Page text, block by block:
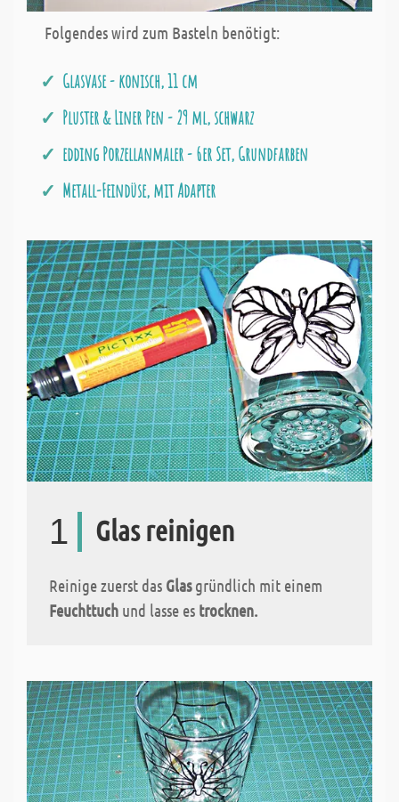
Folgendes wird zum Basteln benötigt:
Glasvase - konisch, 11 cm
Pluster & Liner Pen - 29 ml, schwarz
edding Porzellanmaler - 6er Set, Grundfarben
Metall-Feindüse, mit Adapter
1 Glas reinigen
Reinige zuerst das Glasgründlich mit einem
Feuchttuch und lasse es trocknen.